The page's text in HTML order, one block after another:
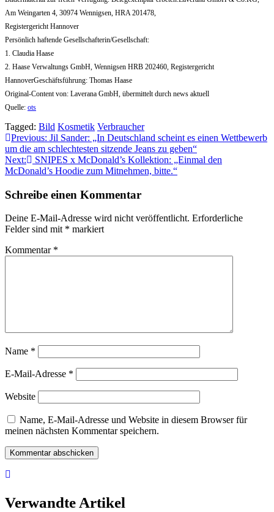
Am Weingarten 4, 30974 Wennigsen, HRA 201478,
Registergericht Hannover
Persönlich haftende Gesellschafterin/Gesellschaft:
1. Claudia Haase
2. Haase Verwaltungs GmbH, Wennigsen HRB 202460, Registergericht
HannoverGeschäftsführung: Thomas Haase
Original-Content von: Laverana GmbH, übermittelt durch news aktuell
Quelle: ots
Tagged: Bild Kosmetik Verbraucher
Beitragsnavigation
Previous: Jil Sander: „In Deutschland scheint es einen Wettbewerb
um die am schlechtesten sitzende Jeans zu geben“
Next:
SNIPES x McDonald’s Kollektion: „Einmal den
McDonald’s Hoodie zum Mitnehmen, bitte.“
Schreibe einen Kommentar
Deine E-Mail-Adresse wird nicht veröffentlicht. Erforderliche
Felder sind mit * markiert
Kommentar *
Name *
E-Mail-Adresse *
Website
Name, E-Mail-Adresse und Website in diesem Browser für
meinen nächsten Kommentar speichern.
Verwandte Artikel